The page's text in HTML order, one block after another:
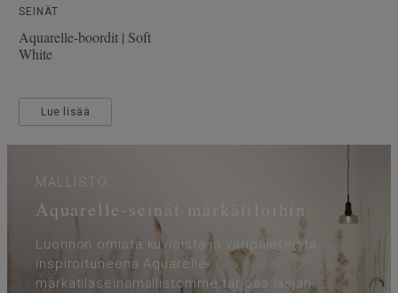
SEINÄT
Aquarelle-boordit | Soft
White
Lue lisää
MALLISTO
Aquarelle-seinät märkätiloihin
Luonnon omista kuvioista ja väripaleteista
inspiroituneena Aquarelle-
märkätilaseinämallistomme tarjoaa laajan